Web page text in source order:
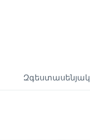
Զգեստասենյակ